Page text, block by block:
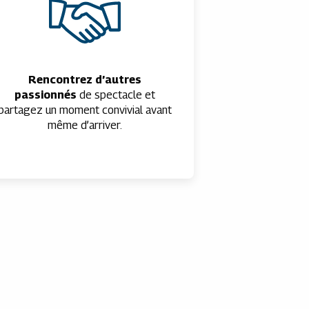
Rencontrez d’autres
passionnés de spectacle et
un moment convivial avant
même d’arriver.